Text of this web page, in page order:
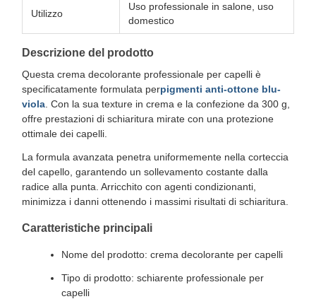
Utilizzo
Uso professionale in salone, uso
domestico
Descrizione del prodotto
Questa crema decolorante professionale per capelli è
specificatamente formulata perpigmenti anti-ottone blu-
viola . Con la sua texture in crema e la confezione da 300 g,
offre prestazioni di schiaritura mirate con una protezione
ottimale dei capelli.
La formula avanzata penetra uniformemente nella corteccia
del capello, garantendo un sollevamento costante dalla
radice alla punta. Arricchito con agenti condizionanti,
minimizza i danni ottenendo i massimi risultati di schiaritura.
Caratteristiche principali
Nome del prodotto: crema decolorante per capelli
Tipo di prodotto: schiarente professionale per
capelli